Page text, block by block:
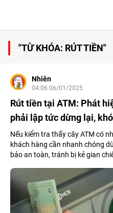
"TỪ KHÓA: RÚT TIỀN"
Nhiên
04:06 06/01/2025
Rút tiền tại ATM: Phát
phải lập tức dừng lại,
Nếu kiểm tra thấy cây ATM có
khách hàng cần nhanh chóng
bảo an toàn, tránh bị kẻ gian